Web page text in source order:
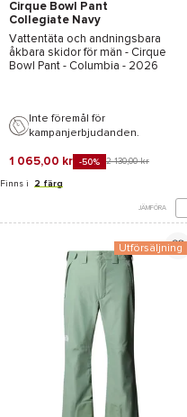
Cirque Bowl Pant
Collegiate Navy
Vattentäta och andningsbara
åkbara skidor för män - Cirque
Bowl Pant - Columbia - 2026
Inte föremål för
kampanjerbjudanden.
1 065,00 kr -50% 2 130,00 kr
Finns i 2 färg
JÄMFÖRA
Utförsäljning